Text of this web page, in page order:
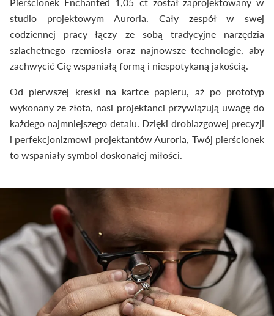
studio projektowym Auroria. Cały zespół w swej
codziennej pracy łączy ze sobą tradycyjne narzędzia
szlachetnego rzemiosła oraz najnowsze technologie, aby
zachwycić Cię wspaniałą formą i niespotykaną jakością.
Od pierwszej kreski na kartce papieru, aż po prototyp
wykonany ze złota, nasi projektanci przywiązują uwagę do
każdego najmniejszego detalu. Dzięki drobiazgowej precyzji
i perfekcjonizmowi projektantów Auroria, Twój pierścionek
to wspaniały symbol doskonałej miłości.